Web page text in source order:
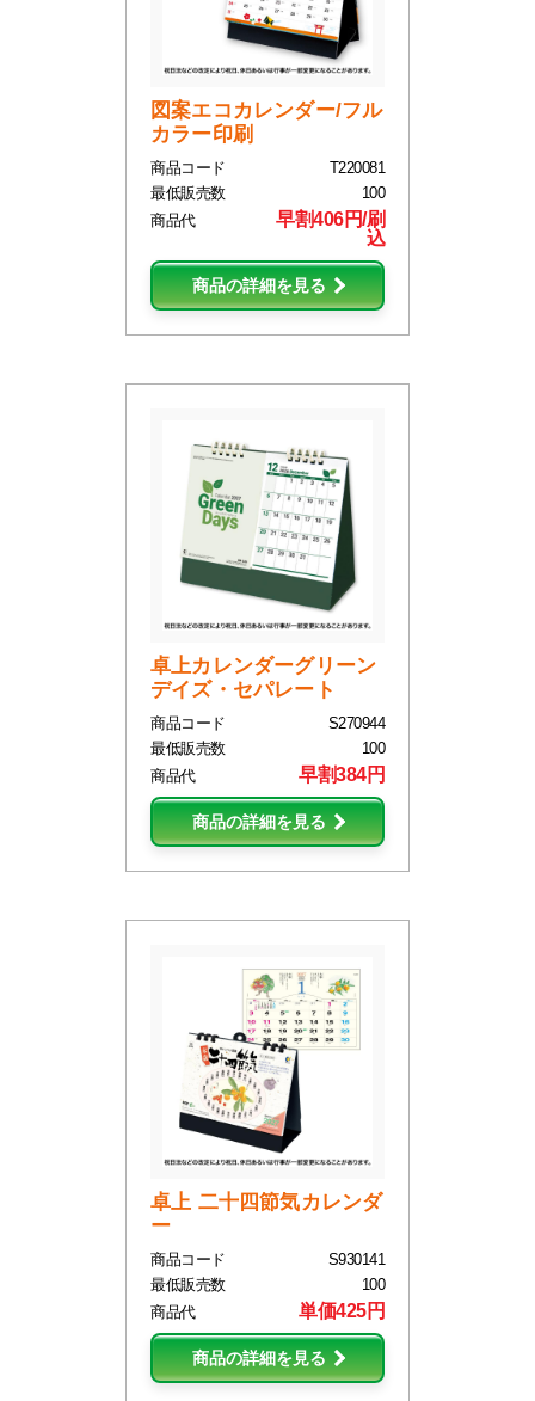
図案エコカレンダー/フル
カラー印刷
商品コード
T220081
最低販売数
100
商品代
早割406円/刷
込
商品の詳細を見る
卓上カレンダーグリーン
デイズ・セパレート
商品コード
S270944
最低販売数
100
商品代
早割384円
商品の詳細を見る
卓上 二十四節気カレンダ
ー
商品コード
S930141
最低販売数
100
商品代
単価425円
商品の詳細を見る